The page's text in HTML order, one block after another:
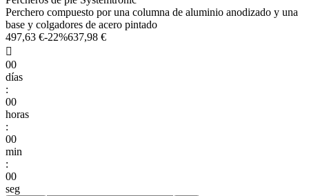
Perchero compuesto por una columna de aluminio anodizado y una
base y colgadores de acero pintado
497,63 €-22%637,98 €

00
días
:
00
horas
:
00
min
:
00
seg